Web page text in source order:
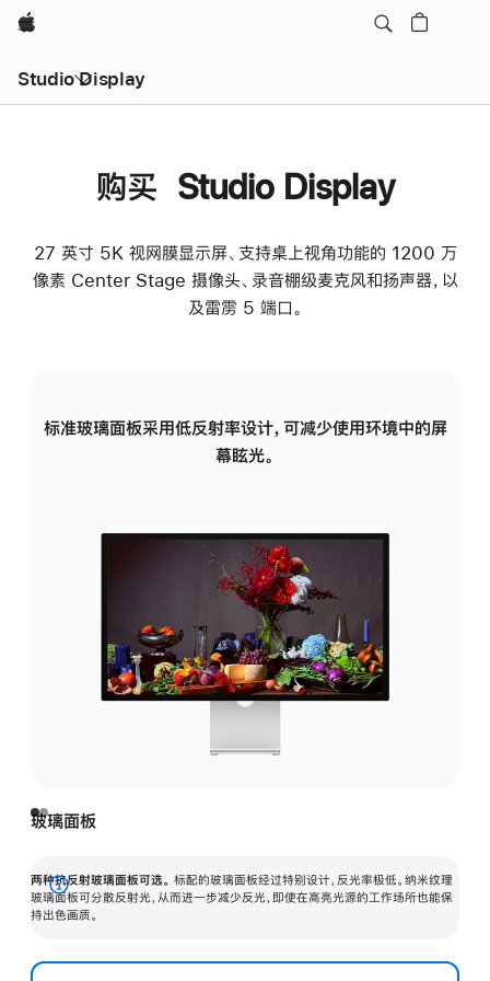
Apple
Studio Display
购买 Studio Display
27 英寸 5K 视网膜显示屏、支持桌上视角功能的 1200 万
像素 Center Stage 摄像头、录音棚级麦克风和扬声器，以
及雷雳 5 端口。
标准玻璃面板采用低反射率设计，可减少使用环境中的屏
幕眩光。
玻璃面板
两种抗反射玻璃面板可选。 标配的玻璃面板经过特别设计，反光率极低。纳米纹理
玻璃面板可分散反射光，从而进一步减少反光，即使在高亮光源的工作场所也能保
持出色画质。
展
开